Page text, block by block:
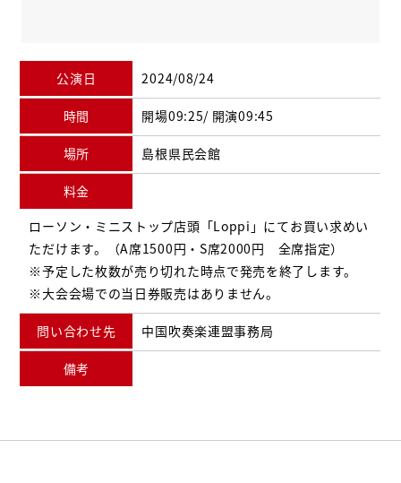
公演日 2024/08/24
時間 開場09:25/ 開演09:45
場所 島根県民会館
料金
ローソン・ミニストップ店頭「Loppi」にてお買い求めい
ただけます。（A席1500円・S席2000円 全席指定）
※予定した枚数が売り切れた時点で発売を終了します。
※大会会場での当日券販売はありません。
問い合わせ先 中国吹奏楽連盟事務局
備考